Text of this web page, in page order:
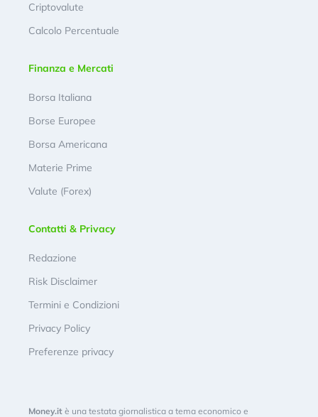
Criptovalute
Calcolo Percentuale
Finanza e Mercati
Borsa Italiana
Borse Europee
Borsa Americana
Materie Prime
Valute (Forex)
Contatti & Privacy
Redazione
Risk Disclaimer
Termini e Condizioni
Privacy Policy
Preferenze privacy
Money.it è una testata giornalistica a tema economico e